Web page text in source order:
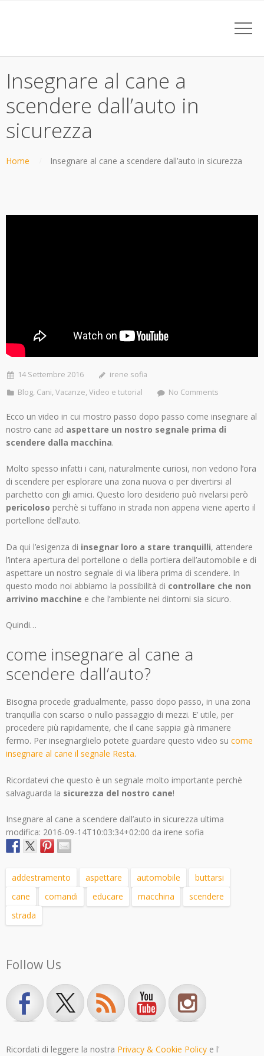
Insegnare al cane a
scendere dall’auto in
sicurezza
Home Insegnare al cane a scendere dall’auto in sicurezza
14 Settembre 2016
irene sofia
Blog, Cani, Vacanze, Video e tutorial No Comments
Ecco un video in cui mostro passo dopo passo come insegnare al
nostro cane ad aspettare un nostro segnale prima di
scendere dalla macchina.
Molto spesso infatti i cani, naturalmente curiosi, non vedono l’ora
di scendere per esplorare una zona nuova o per divertirsi al
parchetto con gli amici. Questo loro desiderio può rivelarsi però
pericoloso perchè si tuffano in strada non appena viene aperto il
portellone dell’auto.
Da qui l’esigenza di insegnar loro a stare tranquilli, attendere
l’intera apertura del portellone o della portiera dell’automobile e di
aspettare un nostro segnale di via libera prima di scendere. In
questo modo noi abbiamo la possibilità di controllare che non
arrivino macchine e che l’ambiente nei dintorni sia sicuro.
Quindi…
come insegnare al cane a
scendere dall’auto?
Bisogna procede gradualmente, passo dopo passo, in una zona
tranquilla con scarso o nullo passaggio di mezzi. E’ utile, per
procedere più rapidamente, che il cane sappia già rimanere
fermo. Per insegnarglielo potete guardare questo video su come
insegnare al cane il segnale Resta.
Ricordatevi che questo è un segnale molto importante perchè
salvaguarda la sicurezza del nostro cane!
Insegnare al cane a scendere dall’auto in sicurezza ultima
modifica: 2016-09-14T10:03:34+02:00 da irene sofia
addestramento aspettare automobile
buttarsi
cane
comandi educare macchina
scendere
strada
Follow Us
Ricordati di leggere la nostra Privacy & Cookie Policy e l'